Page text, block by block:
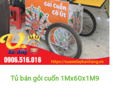
Tủ bán gỏi cuốn 1Mx60x1M9